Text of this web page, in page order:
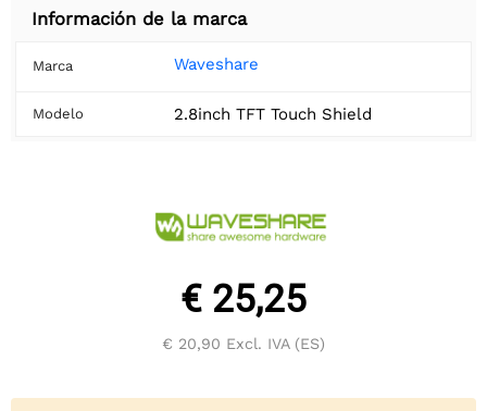
Información de la marca
Marca Waveshare
Modelo 2.8inch TFT Touch Shield
€ 25,25
€ 20,90 Excl. IVA (ES)